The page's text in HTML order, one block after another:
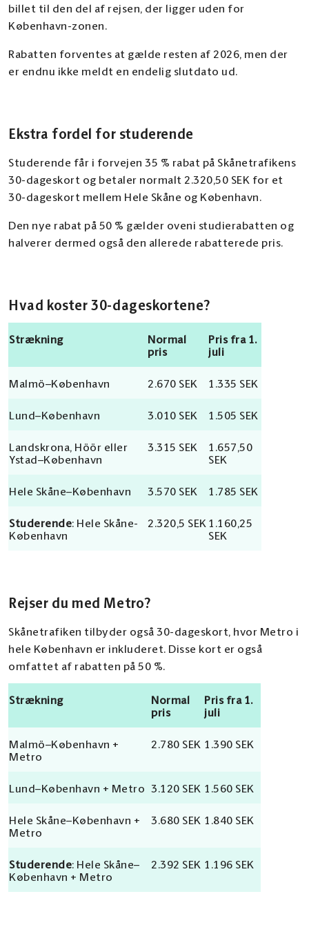
billet til den del af rejsen, der ligger uden for
København-zonen.
Rabatten forventes at gælde resten af 2026, men der
er endnu ikke meldt en endelig slutdato ud.
Ekstra fordel for studerende
Studerende får i forvejen 35 % rabat på Skånetrafikens
30-dageskort og betaler normalt 2.320,50 SEK for et
30-dageskort mellem Hele Skåne og København.
Den nye rabat på 50 % gælder oveni studierabatten og
halverer dermed også den allerede rabatterede pris.
Hvad koster 30-dageskortene?
Strækning
Normal
pris
Pris fra 1.
juli
Malmö–København 2.670 SEK 1.335 SEK
Lund–København 3.010 SEK 1.505 SEK
Landskrona, Höör eller
Ystad–København
3.315 SEK
1.657,50
SEK
Hele Skåne–København 3.570 SEK 1.785 SEK
Studerende: Hele Skåne-
København
2.320,5 SEK 1.160,25
SEK
Rejser du med Metro?
Skånetrafiken tilbyder også 30-dageskort, hvor Metro i
hele København er inkluderet. Disse kort er også
omfattet af rabatten på 50 %.
Strækning
Normal
pris
Pris fra 1.
juli
Malmö–København +
Metro
2.780 SEK 1.390 SEK
Lund–København + Metro 3.120 SEK 1.560 SEK
Hele Skåne–København +
Metro
3.680 SEK 1.840 SEK
Studerende: Hele Skåne–
København + Metro
2.392 SEK 1.196 SEK